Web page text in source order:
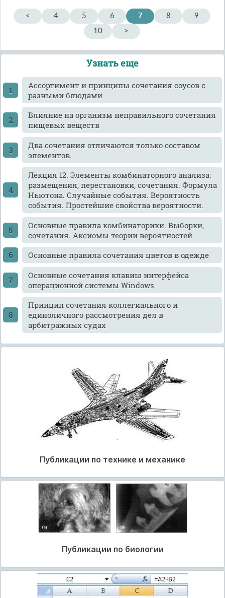
< 4 5 6 7 8
9
10
>
Узнать еще
Ассортимент и принципы сочетания соусов с
разными блюдами
Влияние на организм неправильного сочетания
пищевых веществ
Два сочетания отличаются только составом
элементов.
Лекция 12. Элементы комбинаторного анализа:
размещения, перестановки, сочетания. Формула
Ньютона. Случайные события. Вероятность
события. Простейшие свойства вероятности.
Основные правила комбинаторики. Выборки,
сочетания. Аксиомы теории вероятностей
Основные правила сочетания цветов в одежде
Основные сочетания клавиш интерфейса
операционной системы Windows
Принцип сочетания коллегиального и
единоличного рассмотрения дел в
арбитражных судах
Публикации по технике и механике
Публикации по биологии